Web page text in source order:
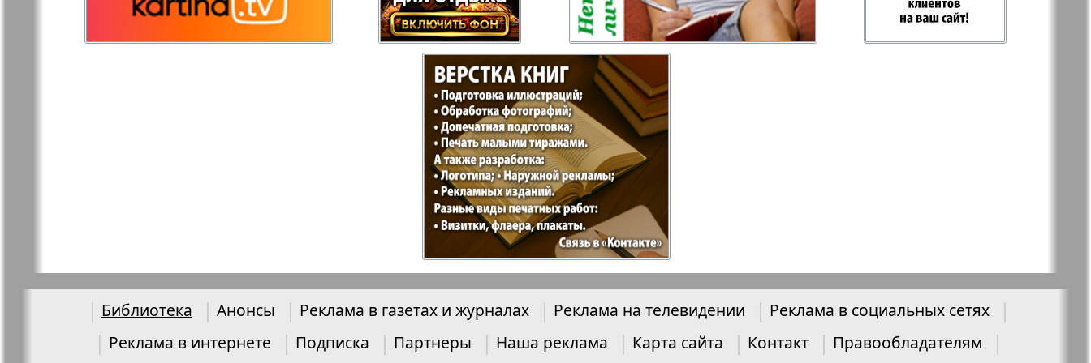
Остров там и тут
Ost-West
Panorama
Отдыхай-Купи-
продай
Партнер-север Парус
Пражский
телеграф
Пражский
экспресс
Районка-Nord-Ost-
Bremen
Рейнская газета Рецепты здоровья
Рубеж Русская Газета Русская Мысль
Русская
Швейцария
Русское слово
Библиотека Анонсы Реклама в газетах и журналах Реклама на телевидении
Реклама в социальных сетях
Реклама в интернете
Подписка Партнеры Наша реклама Карта сайта Контакт Правообладателям